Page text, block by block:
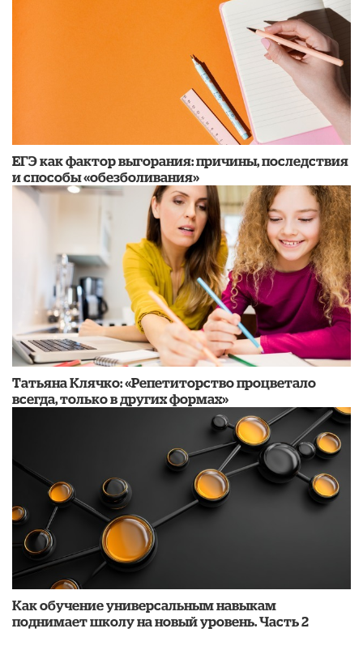
​ЕГЭ как фактор выгорания: причины, последствия
и способы «обезболивания»
​Татьяна Клячко: «Репетиторство процветало
всегда, только в других формах»
​Как обучение универсальным навыкам
поднимает школу на новый уровень. Часть 2